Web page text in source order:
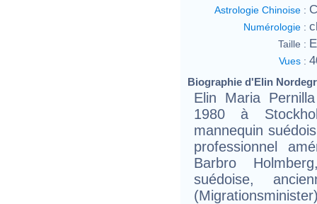
Astrologie Chinoise :
Numérologie :
Taille :
Vues :
Biographie d'Elin
Elin Maria
1980 à
mannequin
professionnel
Barbro
suédoise,